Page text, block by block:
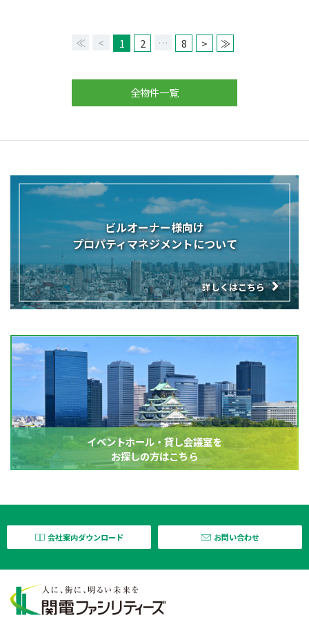
≪ < 1 2 … 8 > ≫
全物件一覧
ビルオーナー様向け
プロパティマネジメントについて
詳しくはこちら
イベントホール・貸し会議室を
お探しの方はこちら
会社案内ダウンロード お問い合わせ